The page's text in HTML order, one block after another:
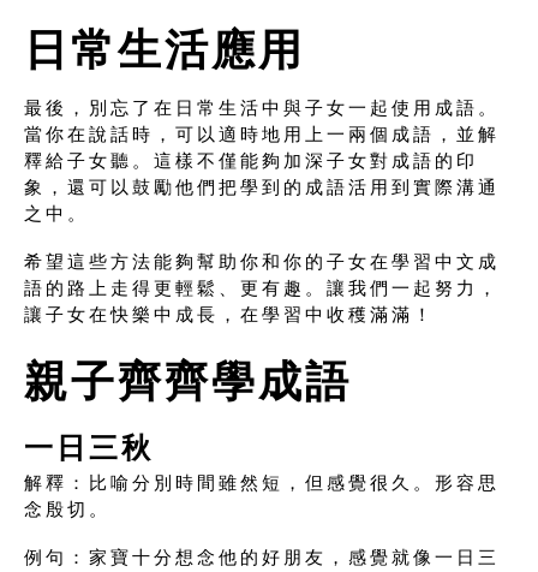
日常生活應用
最後，別忘了在日常生活中與子女一起使用成語。
當你在說話時，可以適時地用上一兩個成語，並解
釋給子女聽。這樣不僅能夠加深子女對成語的印
象，還可以鼓勵他們把學到的成語活用到實際溝通
之中。
希望這些方法能夠幫助你和你的子女在學習中文成
語的路上走得更輕鬆、更有趣。讓我們一起努力，
讓子女在快樂中成長，在學習中收穫滿滿！
親子齊齊學成語
一日三秋
解釋：比喻分別時間雖然短，但感覺很久。形容思
念殷切。
例句：家寶十分想念他的好朋友，感覺就像一日三